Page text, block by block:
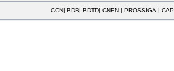
CCN| BDB| BDTD| CNEN | PROSSIGA |